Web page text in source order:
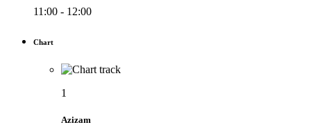
11:00 - 12:00
Chart
1
Azizam